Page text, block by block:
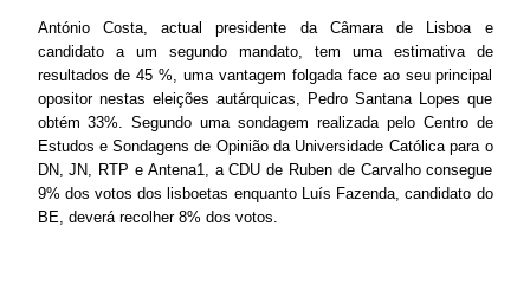
António Costa, actual presidente da Câmara de Lisboa e
candidato a um segundo mandato, tem uma estimativa de
resultados de 45 %, uma vantagem folgada face ao seu principal
opositor nestas eleições autárquicas, Pedro Santana Lopes que
obtém 33%. Segundo uma sondagem realizada pelo Centro de
Estudos e Sondagens de Opinião da Universidade Católica para o
DN, JN, RTP e Antena1, a CDU de Ruben de Carvalho consegue
9% dos votos dos lisboetas enquanto Luís Fazenda, candidato do
BE, deverá recolher 8% dos votos.